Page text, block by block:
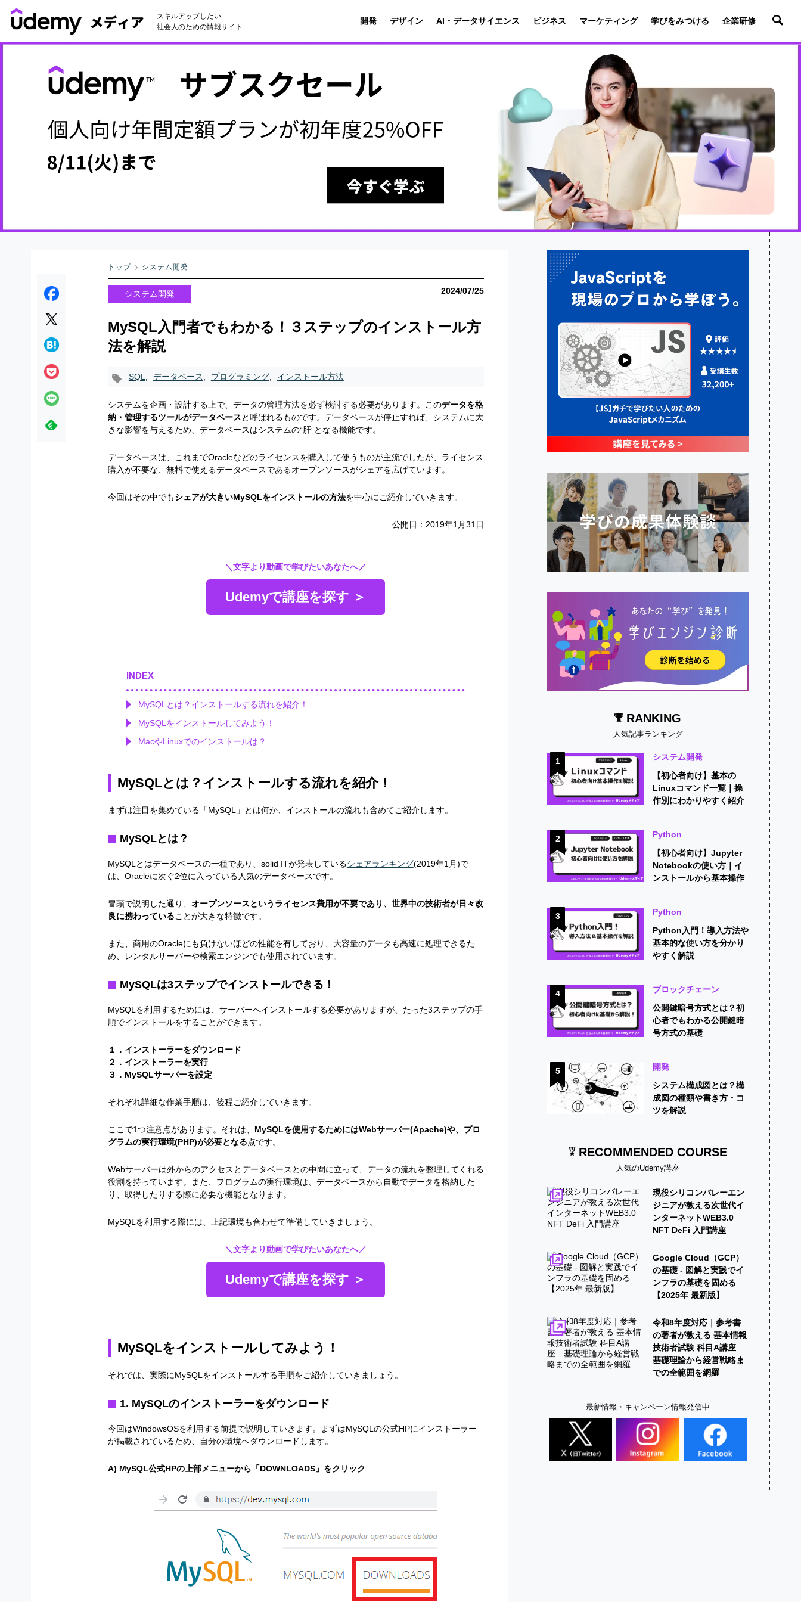
スキルアップしたい
社会人のための情報サイト
開発 デザイン AI・データサイエンス ビジネス マーケティング 学びをみつける 企業研修
トップ システム開発
システム開発 2024/07/25
MySQL入門者でもわかる！３ステップのインストール方
法を解説
SQL データベース プログラミング, インストール方法
システムを企画・設計する上で、データの管理方法を必ず検討する必要があります。このデータを格
納・管理するツールがデータベースと呼ばれるものです。データベースが停止すれば、システムに大
きな影響を与えるため、データベースはシステムの“肝”となる機能です。
データベースは、これまでOracleなどのライセンスを購入して使うものが主流でしたが、ライセンス
購入が不要な、無料で使えるデータベースであるオープンソースがシェアを広げています。
今回はその中でもシェアが大きいMySQLをインストールの方法を中心にご紹介していきます。
公開日：2019年1月31日
＼文字より動画で学びたいあなたへ／
Udemyで講座を探す ＞
INDEX
MySQLとは？インストールする流れを紹介！
MySQLをインストールしてみよう！
MacやLinuxでのインストールは？
MySQLとは？インストールする流れを紹介！
まずは注目を集めている「MySQL」とは何か、インストールの流れも含めてご紹介します。
MySQLとは？
MySQLとはデータベースの一種であり、solid ITが発表しているシェアランキング(2019年1月)で
は、Oracleに次ぐ2位に入っている人気のデータベースです。
冒頭で説明した通り、 オープンソースというライセンス費用が不要であり、世界中の技術者が日々改
良に携わっていることが大きな特徴です。
また、商用のOracleにも負けないほどの性能を有しており、大容量のデータも高速に処理できるた
め、レンタルサーバーや検索エンジンでも使用されています。
MySQLは3ステップでインストールできる！
MySQLを利用するためには、サーバーへインストールする必要がありますが、たった3ステップの手
順でインストールをすることができます。
１．インストーラーをダウンロード
２．インストーラーを実行
３．MySQLサーバーを設定
それぞれ詳細な作業手順は、後程ご紹介していきます。
ここで1つ注意点があります。それは、 MySQLを使用するためにはWebサーバー(Apache)や、プロ
グラムの実行環境(PHP)が必要となる点です。
Webサーバーは外からのアクセスとデータベースとの中間に立って、データの流れを整理してくれる
役割を持っています。また、プログラムの実行環境は、データベースから自動でデータを格納した
り、取得したりする際に必要な機能となります。
MySQLを利用する際には、上記環境も合わせて準備していきましょう。
＼文字より動画で学びたいあなたへ／
Udemyで講座を探す ＞
MySQLをインストールしてみよう！
それでは、実際にMySQLをインストールする手順をご紹介していきましょう。
1. MySQLのインストーラーをダウンロード
今回はWindowsOSを利用する前提で説明していきます。まずはMySQLの公式HPにインストーラー
が掲載されているため、自分の環境へダウンロードします。
A) MySQL公式HPの上部メニューから「DOWNLOADS」をクリック
RANKING
人気記事ランキング
1
システム開発
【初心者向け】基本の
Linuxコマンド一覧｜操
作別にわかりやすく紹介
2
Python
【初心者向け】Jupyter
Notebookの使い方｜イ
ンストールから基本操作
3
Python
Python入門！導入方法や
基本的な使い方を分かり
やすく解説
4
ブロックチェーン
公開鍵暗号方式とは？初
心者でもわかる公開鍵暗
号方式の基礎
5
開発
システム構成図とは？構
成図の種類や書き方・コ
ツを解説
RECOMMENDED COURSE
人気のUdemy講座
現役シリコンバレーエン
ジニアが教える次世代イ
ンターネットWEB3.0
NFT DeFi 入門講座
Google Cloud（GCP）
の基礎 - 図解と実践でイ
ンフラの基礎を固める
【2025年 最新版】
令和8年度対応｜参考書
の著者が教える 基本情報
技術者試験 科目A講座
基礎理論から経営戦略ま
での全範囲を網羅
最新情報・キャンペーン情報発信中